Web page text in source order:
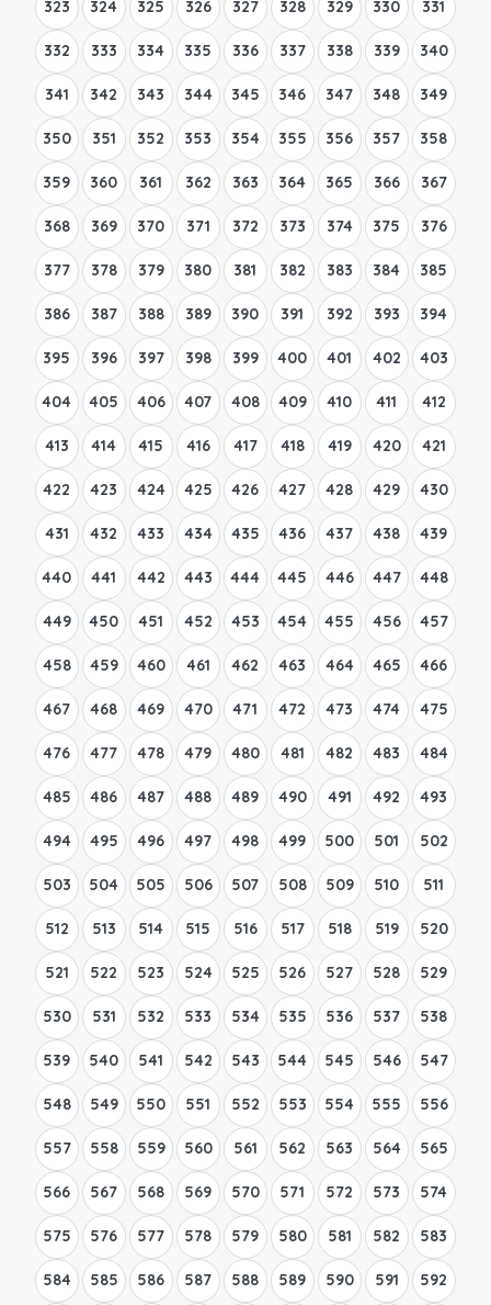
323 324 325 326 327 328 329 330 331
332 333 334 335 336 337 338 339 340
341 342 343 344 345 346 347 348 349
350 351 352 353 354 355 356 357 358
359 360 361 362 363 364 365 366 367
368 369 370 371 372 373 374 375 376
377 378 379 380 381 382 383 384 385
386 387 388 389 390 391 392 393 394
395 396 397 398 399 400 401 402 403
404 405 406 407 408 409 410 411 412
413 414 415 416 417 418 419 420 421
422 423 424 425 426 427 428 429 430
431 432 433 434 435 436 437 438 439
440 441 442 443 444 445 446 447 448
449 450 451 452 453 454 455 456 457
458 459 460 461 462 463 464 465 466
467 468 469 470 471 472 473 474 475
476 477 478 479 480 481 482 483 484
485 486 487 488 489 490 491 492 493
494 495 496 497 498 499 500 501 502
503 504 505 506 507 508 509 510 511
512 513 514 515 516 517 518 519 520
521 522 523 524 525 526 527 528 529
530 531 532 533 534 535 536 537 538
539 540 541 542 543 544 545 546 547
548 549 550 551 552 553 554 555 556
557 558 559 560 561 562 563 564 565
566 567 568 569 570 571 572 573 574
575 576 577 578 579 580 581 582 583
584 585 586 587 588 589 590 591 592